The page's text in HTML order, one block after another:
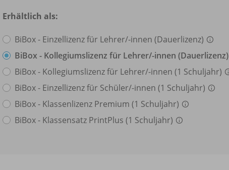
Erhältlich als:
BiBox - Einzellizenz für Lehrer/-innen (Dauerlizenz)
BiBox - Kollegiumslizenz für Lehrer/-innen (Dauerlizenz)
BiBox - Kollegiumslizenz für Lehrer/-innen (1 Schuljahr)
BiBox - Einzellizenz für Schüler/-innen (1 Schuljahr)
BiBox - Klassenlizenz Premium (1 Schuljahr)
BiBox - Klassensatz PrintPlus (1 Schuljahr)